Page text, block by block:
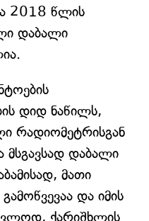
2018 წლის
დაბალი
დიდ ნაწილს,
რადიომეტრისგან
მსგავსად დაბალი
მათი
და იმის
ქარიშხლის